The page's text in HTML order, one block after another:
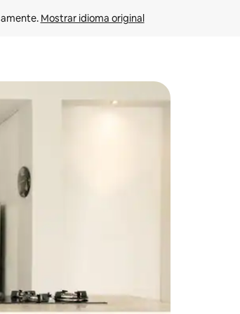
Mostrar idioma original
o explorá deslizando el dedo.